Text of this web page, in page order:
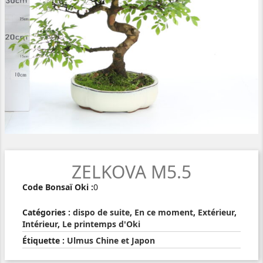
ZELKOVA M5.5
Code Bonsaï Oki :0
Catégories : dispo de suite, En ce moment, Extérieur,
Intérieur, Le printemps d'Oki
Étiquette : Ulmus Chine et Japon